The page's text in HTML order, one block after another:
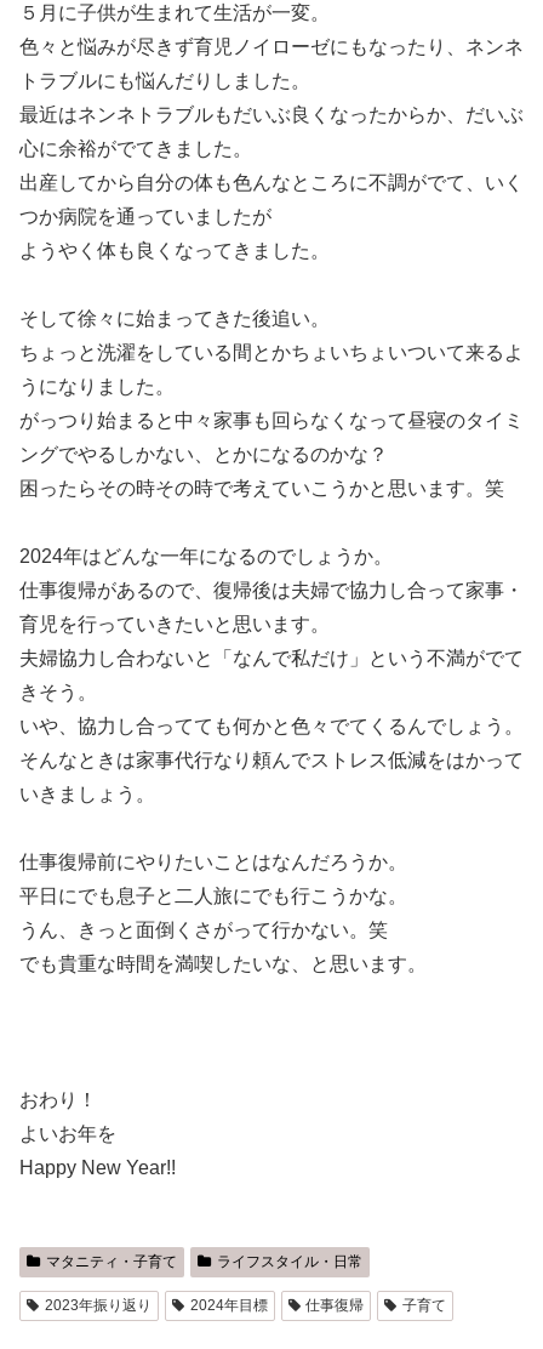
５月に子供が生まれて生活が一変。
色々と悩みが尽きず育児ノイローゼにもなったり、ネンネ
トラブルにも悩んだりしました。
最近はネンネトラブルもだいぶ良くなったからか、だいぶ
心に余裕がでてきました。
出産してから自分の体も色んなところに不調がでて、いく
つか病院を通っていましたが
ようやく体も良くなってきました。
そして徐々に始まってきた後追い。
ちょっと洗濯をしている間とかちょいちょいついて来るよ
うになりました。
がっつり始まると中々家事も回らなくなって昼寝のタイミ
ングでやるしかない、とかになるのかな？
困ったらその時その時で考えていこうかと思います。笑
2024年はどんな一年になるのでしょうか。
仕事復帰があるので、復帰後は夫婦で協力し合って家事・
育児を行っていきたいと思います。
夫婦協力し合わないと「なんで私だけ」という不満がでて
きそう。
いや、協力し合ってても何かと色々でてくるんでしょう。
そんなときは家事代行なり頼んでストレス低減をはかって
いきましょう。
仕事復帰前にやりたいことはなんだろうか。
平日にでも息子と二人旅にでも行こうかな。
うん、きっと面倒くさがって行かない。笑
でも貴重な時間を満喫したいな、と思います。
おわり！
よいお年を
Happy New Year!!
マタニティ・子育て ライフスタイル・日常
2023年振り返り 2024年目標 仕事復帰 子育て